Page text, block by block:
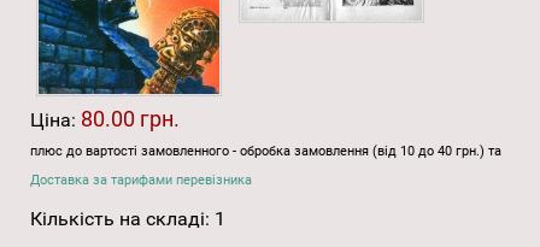
Ціна: 80.00 грн.
плюс до вартості замовленного - обробка замовлення (від 10 до 40 грн.) та
Доставка за тарифами перевізника
Кількість на складі: 1